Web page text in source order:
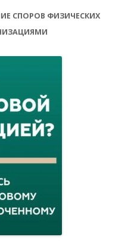
СПОРОВ ФИЗИЧЕСКИХ